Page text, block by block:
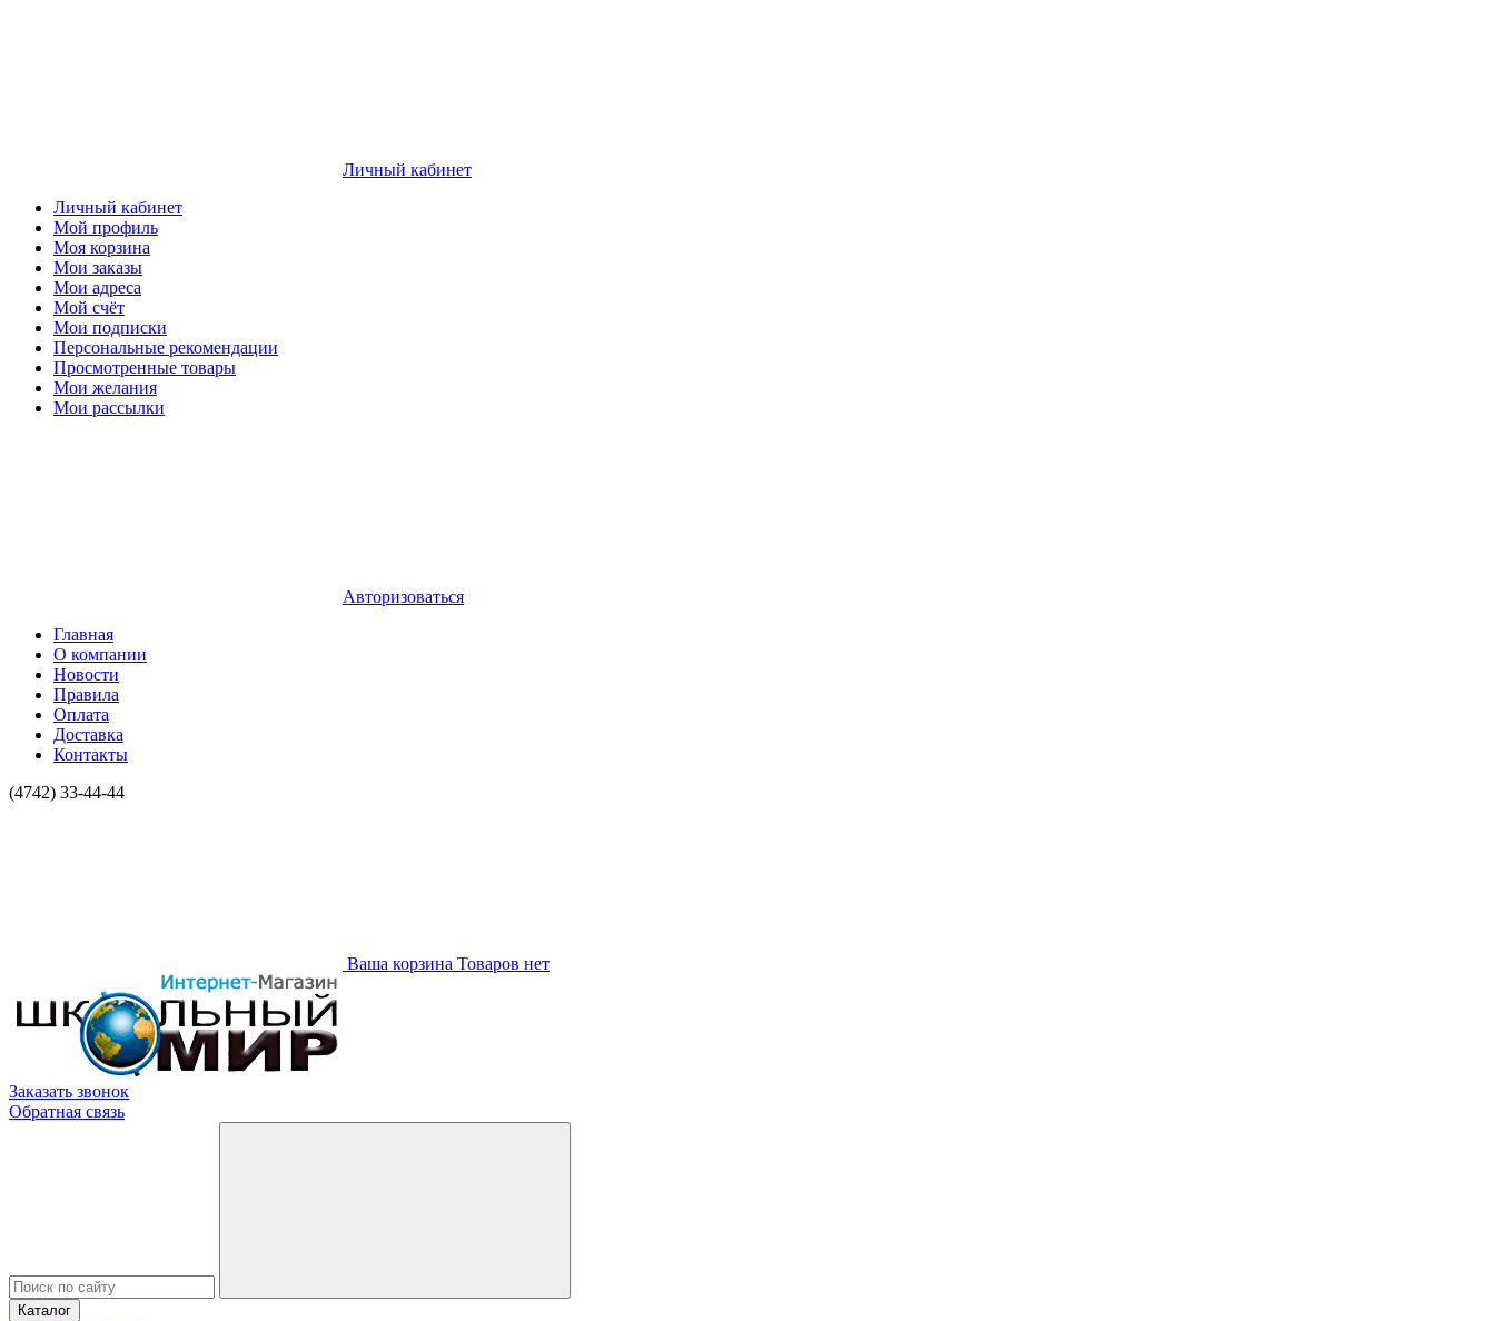
Личный кабинет
Личный кабинет
Мой профиль
Моя корзина
Мои заказы
Мои адреса
Мой счёт
Мои подписки
Персональные рекомендации
Просмотренные товары
Мои желания
Мои рассылки
Авторизоваться
Главная
О компании
Новости
Правила
Оплата
Доставка
Контакты
(4742) 33-44-44
Ваша корзина Товаров нет
Заказать звонок
Обратная связь
Каталог